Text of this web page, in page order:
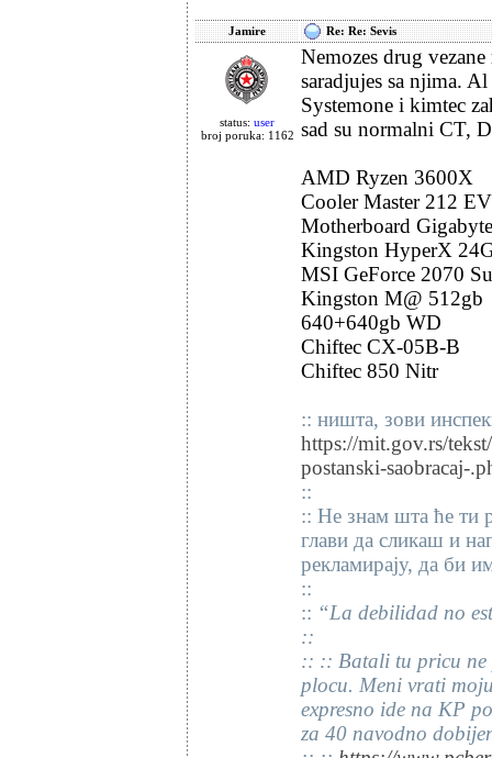
Jamire Re: Re: Sevis
status: user
broj poruka: 1162
Nemozes drug
saradjujes sa njima.
Systemone i kimtec
sad su normalni CT,
AMD Ryzen 3600X
Cooler Master 212
Motherboard
Kingston HyperX
MSI GeForce 2070
Kingston M@ 512gb
640+640gb WD
Chiftec CX-05B-B
Chiftec 850 Nitr
:: ништа, зови
https://mit.gov.rs/
postanski-saobracaj-
::
:: Не знам шта ће ти
глави да сликаш и
рекламирају, да би
::
:: “La debilidad no
::
:: :: Batali tu pricu ne
plocu. Meni vrati
expresno ide na KP
za 40 navodno